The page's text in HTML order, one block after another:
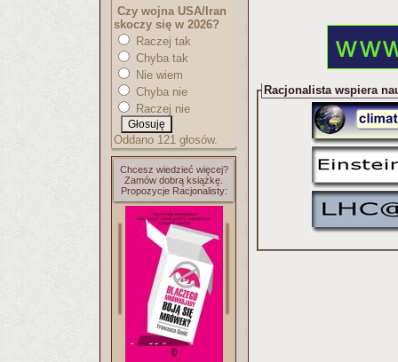
Czy wojna USA/Iran
skoczy się w 2026?
Raczej tak
Chyba tak
Nie wiem
Chyba nie
Raczej nie
Oddano 121 głosów.
Chcesz wiedzieć więcej?
Zamów dobrą książkę.
Propozycje Racjonalisty:
Racjonalista wspiera